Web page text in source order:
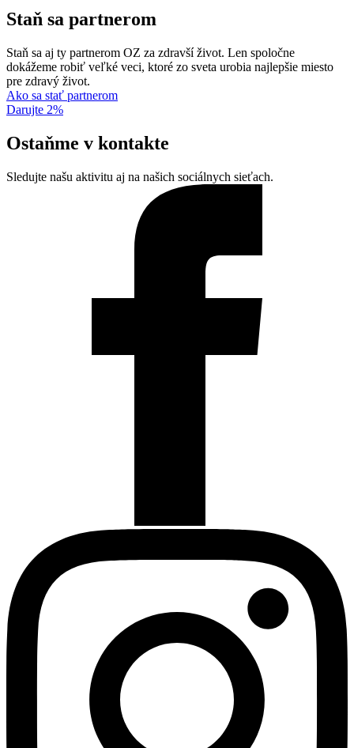
Staň sa partnerom
Staň sa aj ty partnerom OZ za zdravší život. Len spoločne
dokážeme robiť veľké veci, ktoré zo sveta urobia najlepšie miesto
pre zdravý život.
Ako sa stať partnerom
Darujte 2%
Ostaňme v kontakte
Sledujte našu aktivitu aj na našich sociálnych sieťach.